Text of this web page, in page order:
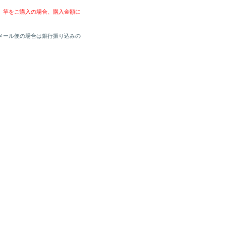
竿をご購入の場合、購入金額に
ール便の場合は銀行振り込みの